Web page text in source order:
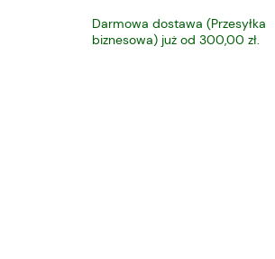
Darmowa dostawa (Przesyłka
biznesowa) już od 300,00 zł.